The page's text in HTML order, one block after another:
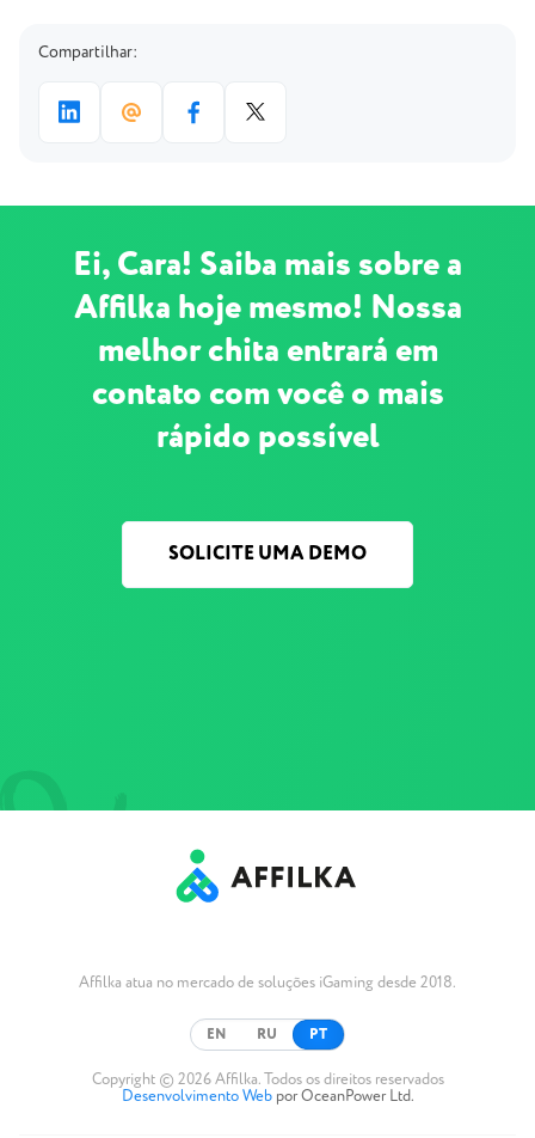
Compartilhar:
Ei, Cara! Saiba mais sobre a
Affilka hoje mesmo! Nossa
melhor chita entrará em
contato com você o mais
rápido possível
SOLICITE UMA DEMO
Affilka atua no mercado de soluções iGaming desde 2018.
EN RU PT
Copyright © 2026 Affilka. Todos os direitos reservados
Desenvolvimento Web por OceanPower Ltd.